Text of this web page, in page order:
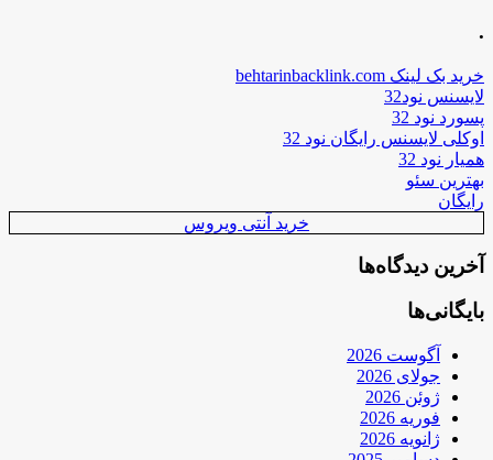
.
خرید بک لینک behtarinbacklink.com
لایسنس نود32
پسورد نود 32
اوکلی لایسنس رایگان نود 32
همیار نود 32
بهترین سئو
رایگان
خرید آنتی ویروس
آخرین دیدگاه‌ها
بایگانی‌ها
آگوست 2026
جولای 2026
ژوئن 2026
فوریه 2026
ژانویه 2026